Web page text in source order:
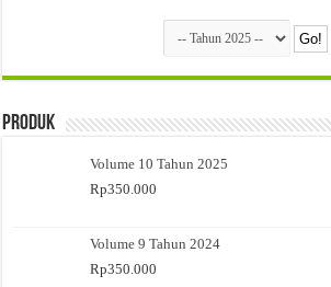
Produk
Volume 10 Tahun 2025
Rp350.000
Volume 9 Tahun 2024
Rp350.000